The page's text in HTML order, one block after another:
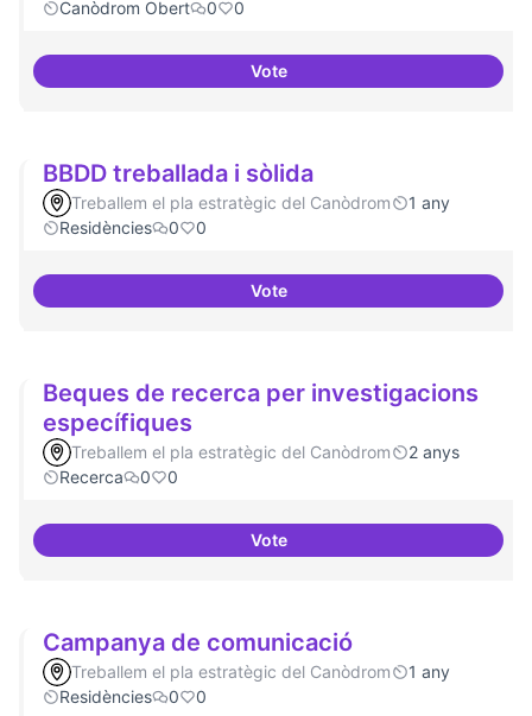
Canòdrom Obert 0 0
VoteBar obert, que sigui punt de
BBDD treballada i sòlida
Treballem el pla estratègic del Canòdrom
1 any
Residències
0 0
VoteBBDD treballada i sòlida
Beques de recerca per investigacions
específiques
Treballem el pla estratègic del Canòdrom
2 anys
Recerca
0 0
VoteBeques de recerca per
Campanya de comunicació
Treballem el pla estratègic del Canòdrom
1 any
Residències
0 0